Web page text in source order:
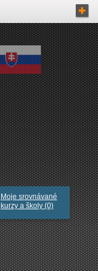
Moje srovnávané
kurzy a školy (0)